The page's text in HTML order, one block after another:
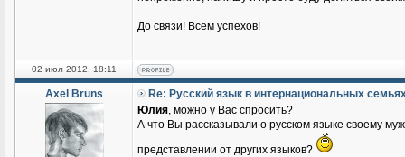
До связи! Всем успехов!
02 июл 2012, 18:11
Axel Bruns
Re: Русский язык в интернациональных
Юлия, можно у Вас спросить?
А что Вы рассказывали о русском языке своему
представлении от других языков?